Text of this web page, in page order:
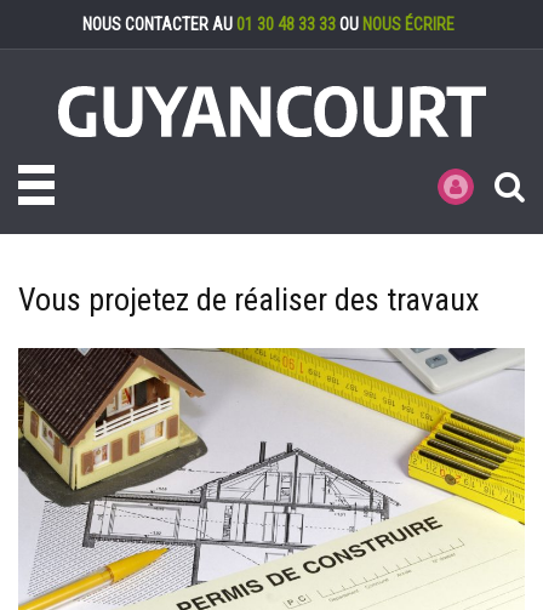
NOUS CONTACTER AU 01 30 48 33 33OU NOUS ÉCRIRE
Toggle navigation MES
Vous projetez de réaliser des travaux